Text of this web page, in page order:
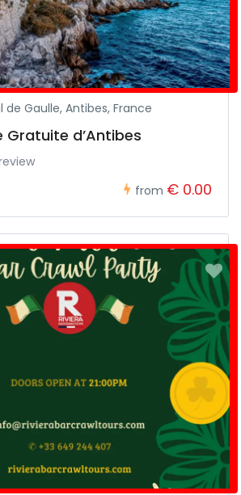
aventure de la tournée des bars de
de Gaulle, Antibes, France
Gratuite d’Antibes
from € 0.00